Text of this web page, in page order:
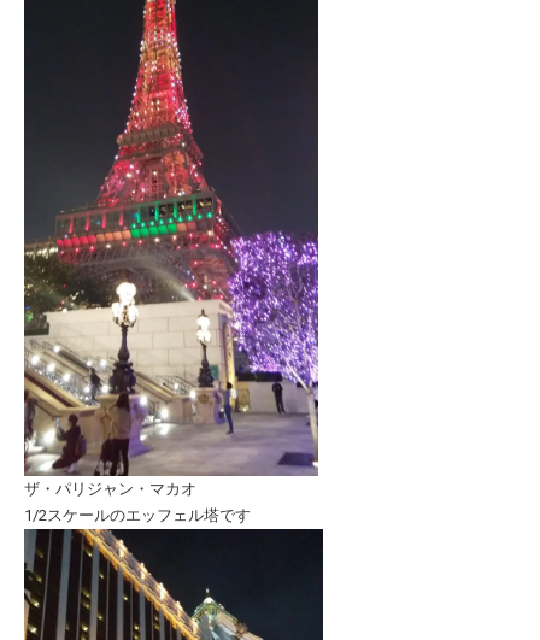
ザ・パリジャン・マカオ
1/2スケールのエッフェル塔です